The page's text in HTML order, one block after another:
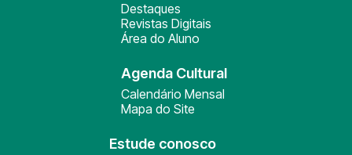
Destaques
Revistas Digitais
Área do Aluno
Agenda Cultural
Calendário Mensal
Mapa do Site
Estude conosco